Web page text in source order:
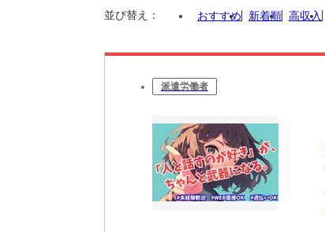
並び替え： おすすめ 新着順 高収入
派遣労働者